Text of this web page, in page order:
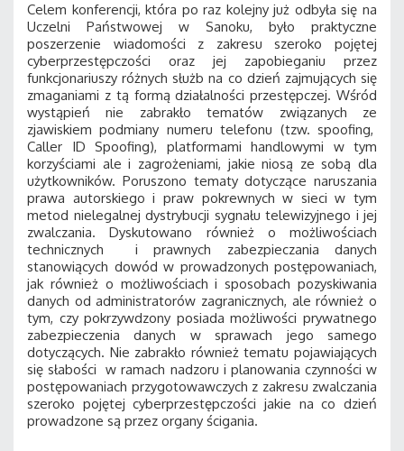
Celem konferencji, która po raz kolejny już odbyła się na
Uczelni Państwowej w Sanoku, było praktyczne
poszerzenie wiadomości z zakresu szeroko pojętej
cyberprzestępczości oraz jej zapobieganiu przez
funkcjonariuszy różnych służb na co dzień zajmujących się
zmaganiami z tą formą działalności przestępczej. Wśród
wystąpień nie zabrakło tematów związanych ze
zjawiskiem podmiany numeru telefonu (tzw. spoofing,
Caller ID Spoofing), platformami handlowymi w tym
korzyściami ale i zagrożeniami, jakie niosą ze sobą dla
użytkowników. Poruszono tematy dotyczące naruszania
prawa autorskiego i praw pokrewnych w sieci w tym
metod nielegalnej dystrybucji sygnału telewizyjnego i jej
zwalczania. Dyskutowano również o możliwościach
technicznych i prawnych zabezpieczania danych
stanowiących dowód w prowadzonych postępowaniach,
jak również o możliwościach i sposobach pozyskiwania
danych od administratorów zagranicznych, ale również o
tym, czy pokrzywdzony posiada możliwości prywatnego
zabezpieczenia danych w sprawach jego samego
dotyczących. Nie zabrakło również tematu pojawiających
się słabości w ramach nadzoru i planowania czynności w
postępowaniach przygotowawczych z zakresu zwalczania
szeroko pojętej cyberprzestępczości jakie na co dzień
prowadzone są przez organy ścigania.